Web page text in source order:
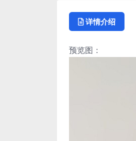
详情介绍
预览图：